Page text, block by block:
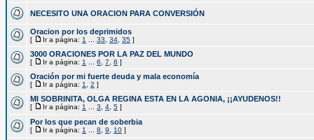
NECESITO UNA ORACION PARA CONVERSIÓN
Oracion por los deprimidos
[ Ir a página: 1 33 34 35 ]
3000 ORACIONES POR LA PAZ DEL MUNDO
[ Ir a página: 1 6 7 8 ]
Oración por mi fuerte deuda y mala economía
[ Ir a página: 1 2 ]
MI SOBRINITA, OLGA REGINA ESTA EN LA AGONIA, ¡¡AYUDENOS!!
[ Ir a página: 1 3 4 5 ]
Por los que pecan de soberbia
[ Ir a página: 1 8 9 10 ]